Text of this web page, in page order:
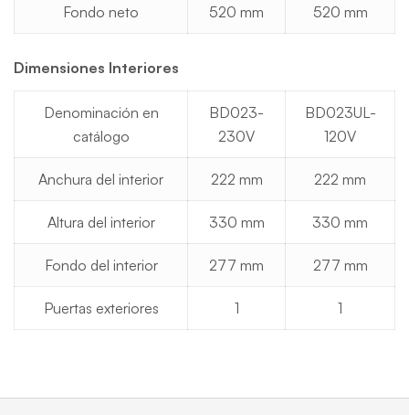
Fondo neto 520 mm 520 mm
Dimensiones Interiores
Denominación en
catálogo
BD023-
230V
BD023UL-
120V
Anchura del interior 222 mm 222 mm
Altura del interior 330 mm 330 mm
Fondo del interior 277 mm 277 mm
Puertas exteriores 1 1